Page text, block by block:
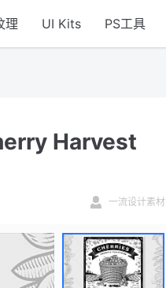
理 UI Kits PS工具
Harvest
一流设计素材